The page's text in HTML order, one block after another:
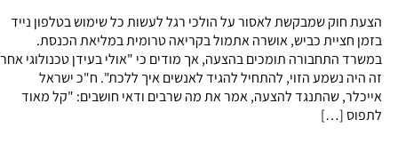
הצעת חוק שמבקשת לאסור על הולכי רגל לעשות כל שימוש בטלפון נייד
בזמן חציית כביש, אושרה אתמול בקריאה טרומית במליאת הכנסת.
במשרד התחבורה תומכים בהצעה, אך מודים כי "אולי בעידן טכנולוגי אחר
זה היה נשמע הזוי, להתחיל להגיד לאנשים איך ללכת". ח"כ ישראל
אייכלר, שהתנגד להצעה, אמר את מה שרבים ודאי חושבים: "קל מאוד
לתפוס […]